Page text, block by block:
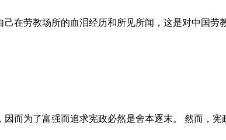
在劳教场所的血泪经历和所见所闻，这是对中国劳
而为了富强而追求宪政必然是舍本逐末。 然而，